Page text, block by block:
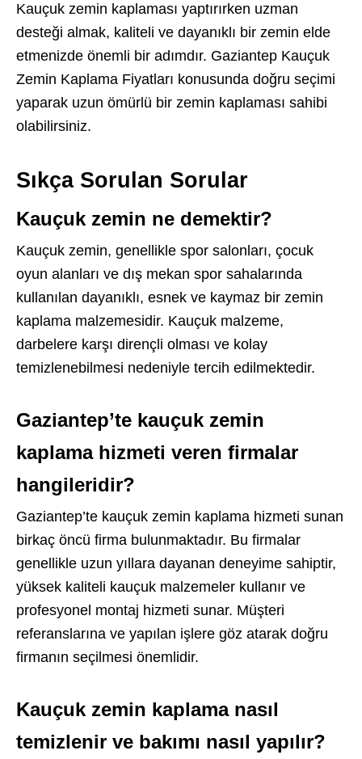
Kauçuk zemin kaplaması yaptırırken uzman
desteği almak, kaliteli ve dayanıklı bir zemin elde
etmenizde önemli bir adımdır. Gaziantep Kauçuk
Zemin Kaplama Fiyatları konusunda doğru seçimi
yaparak uzun ömürlü bir zemin kaplaması sahibi
olabilirsiniz.
Sıkça Sorulan Sorular
Kauçuk zemin ne demektir?
Kauçuk zemin, genellikle spor salonları, çocuk
oyun alanları ve dış mekan spor sahalarında
kullanılan dayanıklı, esnek ve kaymaz bir zemin
kaplama malzemesidir. Kauçuk malzeme,
darbelere karşı dirençli olması ve kolay
temizlenebilmesi nedeniyle tercih edilmektedir.
Gaziantep’te kauçuk zemin
kaplama hizmeti veren firmalar
hangileridir?
Gaziantep’te kauçuk zemin kaplama hizmeti sunan
birkaç öncü firma bulunmaktadır. Bu firmalar
genellikle uzun yıllara dayanan deneyime sahiptir,
yüksek kaliteli kauçuk malzemeler kullanır ve
profesyonel montaj hizmeti sunar. Müşteri
referanslarına ve yapılan işlere göz atarak doğru
firmanın seçilmesi önemlidir.
Kauçuk zemin kaplama nasıl
temizlenir ve bakımı nasıl yapılır?